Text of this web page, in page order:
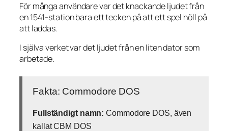
För många användare var det knackande ljudet från
en 1541-station bara ett tecken på att ett spel höll på
att laddas.
I själva verket var det ljudet från en liten dator som
arbetade.
Fakta: Commodore DOS
Fullständigt namn: Commodore DOS, även
kallat CBM DOS